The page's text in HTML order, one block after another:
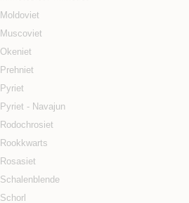
Moldoviet
Muscoviet
Okeniet
Prehniet
Pyriet
Pyriet - Navajun
Rodochrosiet
Rookkwarts
Rosasiet
Schalenblende
Schorl